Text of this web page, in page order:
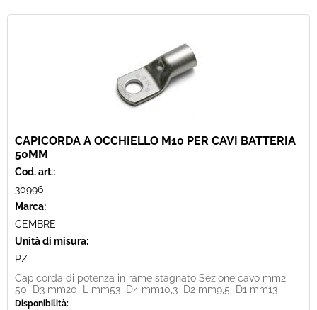
CAPICORDA A OCCHIELLO M10 PER CAVI BATTERIA
50MM
Cod. art.:
30996
Marca:
CEMBRE
Unità di misura:
PZ
Capicorda di potenza in rame stagnato Sezione cavo mm2
50 D3 mm20 L mm53 D4 mm10,3 D2 mm9,5 D1 mm13
Disponibilità: